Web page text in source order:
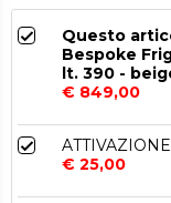
Questo
Bespoke
lt. 390 -
€ 849,00
€ 25,00